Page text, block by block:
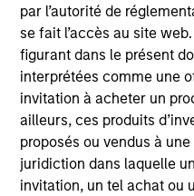
par l’autorité de
se fait l’accès au site
figurant dans le présent
interprétées comme une
invitation à acheter un
ailleurs, ces produits
proposés ou vendus à
juridiction dans laquelle
invitation, un tel achat ou
Resources